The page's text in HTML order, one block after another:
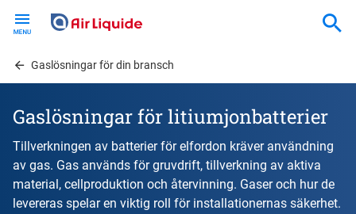
contentGaslösningar för din bransch
Gaslösningar för litiumjonbatterier
Tillverkningen av batterier för elfordon kräver användning
av gas. Gas används för gruvdrift, tillverkning av aktiva
material, cellproduktion och återvinning. Gaser och hur de
levereras spelar en viktig roll för installationernas säkerhet.